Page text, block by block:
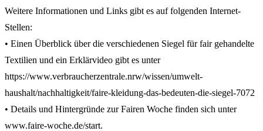
Weitere Informationen und Links gibt es auf folgenden Internet-
Stellen:
• Einen Überblick über die verschiedenen Siegel für fair gehandelte
Textilien und ein Erklärvideo gibt es unter
https://www.verbraucherzentrale.nrw/wissen/umwelt-
haushalt/nachhaltigkeit/faire-kleidung-das-bedeuten-die-siegel-7072
• Details und Hintergründe zur Fairen Woche finden sich unter
www.faire-woche.de/start.